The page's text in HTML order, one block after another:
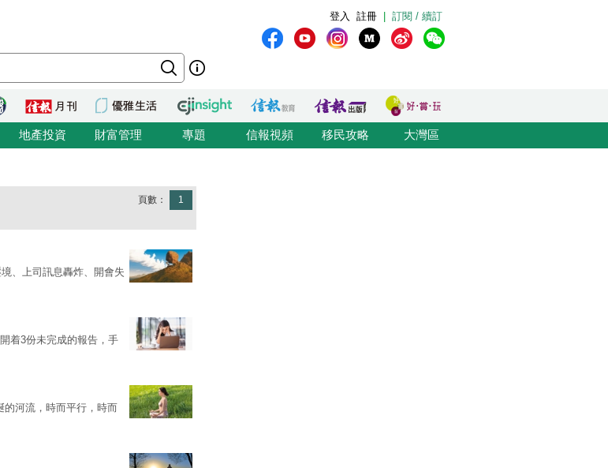
訂閱 / 續訂
註冊
登入
地產投資 財富管理 專題 信報視頻 移民攻略 大灣區
頁數： 1
、上司訊息轟炸、開會失
着3份未完成的報告，手
的河流，時而平行，時而